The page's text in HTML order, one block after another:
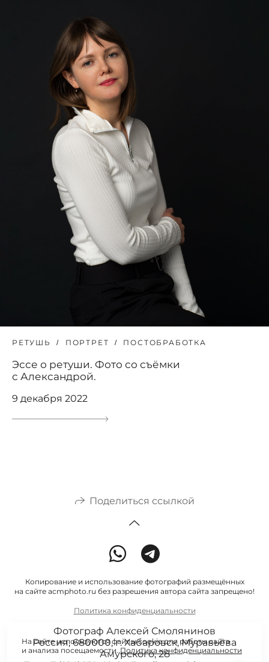
РЕТУШЬ ПОРТРЕТ ПОСТОБРАБОТКА
Эссе о ретуши. Фото со съёмки
с Александрой.
9 декабря 2022
Поделиться ссылкой
Копирование и использование фотографий размещённых
на сайте acmphoto.ru без разрешения автора сайта запрещено!
Политика конфиденциальности
Фотограф Алексей Смолянинов
Россия, 680000, г. Хабаровск, Муравьёва
Амурского, 28
На сайте используются файлы cookie для работы сайта
и анализа посещаемости.Политика конфиденциальности